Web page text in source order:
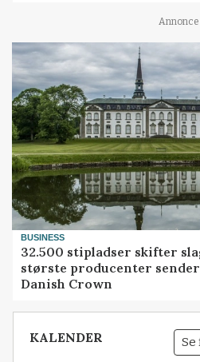
Annonce
BUSINESS
32.500 stipladser skifter
største producenter
Danish Crown
KALENDER